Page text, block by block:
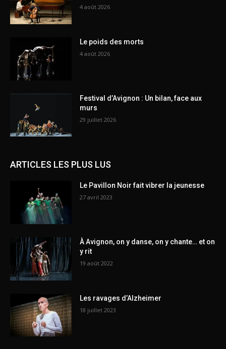
4 août 2026
Le poids des morts
4 août 2026
Festival d’Avignon : Un bilan, face aux
murs
29 juillet 2026
ARTICLES LES PLUS LUS
Le Pavillon Noir fait vibrer la jeunesse
27 avril 2023
À Avignon, on y danse, on y chante… et on
y rit
19 août 2022
Les ravages d’Alzheimer
18 juillet 2023